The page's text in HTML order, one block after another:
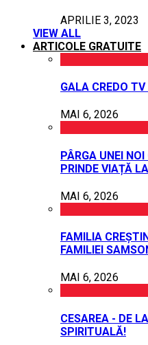
APRILIE 3, 2023
VIEW ALL
ARTICOLE GRATUITE
GALA CREDO
MAI 6, 2026
PÂRGA UNEI
PRINDE VIAȚĂ
MAI 6, 2026
FAMILIA
FAMILIEI
MAI 6, 2026
CESAREA - DE
SPIRITUALĂ!